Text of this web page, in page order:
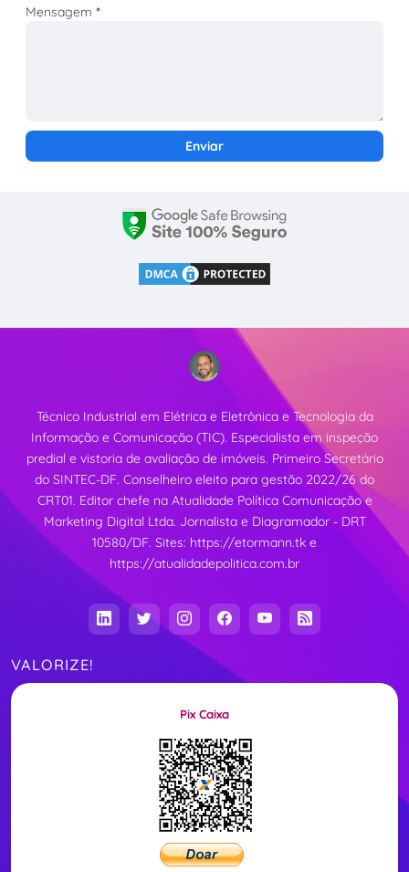
Mensagem*
Técnico Industrial em Elétrica e Eletrônica e Tecnologia da
Informação e Comunicação (TIC). Especialista em inspeção
predial e vistoria de avaliação de imóveis. Primeiro Secretário
do SINTEC-DF. Conselheiro eleito para gestão 2022/26 do
CRT01. Editor chefe na Atualidade Política Comunicação e
Marketing Digital Ltda. Jornalista e Diagramador - DRT
10580/DF. Sites: https://etormann.tk e
https://atualidadepolitica.com.br
VALORIZE!
Pix Caixa